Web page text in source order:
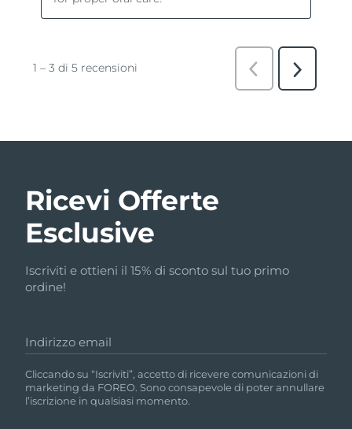
Ricevi Offerte
Esclusive
Iscriviti e ottieni il 15% di sconto sul tuo primo
ordine!
Indirizzo email
Cliccando su “Iscriviti”, accetto di ricevere comunicazioni di
marketing da FOREO. Sono consapevole di poter annullare
l’iscrizione in qualsiasi momento.